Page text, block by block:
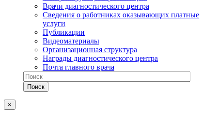
Врачи диагностического центра
Сведения о работниках оказывающих платные
услуги
Публикации
Видеоматериалы
Организационная структура
Награды диагностического центра
Почта главного врача
×